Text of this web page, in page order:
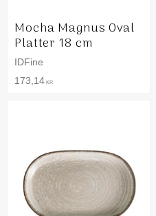
Mocha Magnus Oval
Platter 18 cm
IDFine
173,14 KR